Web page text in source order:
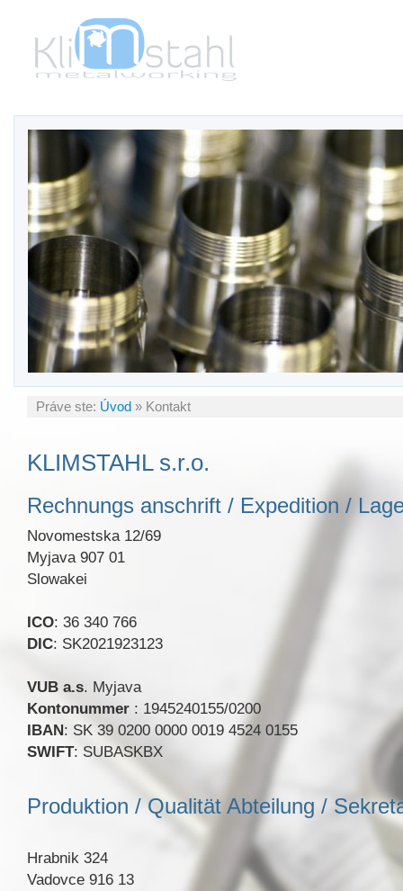
Práve ste: Úvod » Kontakt
KLIMSTAHL s.r.o.
Rechnungs anschrift / Expedition /
Novomestska 12/69
Myjava 907 01
Slowakei
ICO: 36 340 766
DIC: SK2021923123
VUB a.s. Myjava
Kontonummer : 1945240155/0200
IBAN: SK 39 0200 0000 0019 4524 0155
SWIFT: SUBASKBX
Produktion / Qualität Abteilung /
Hrabnik 324
Vadovce 916 13